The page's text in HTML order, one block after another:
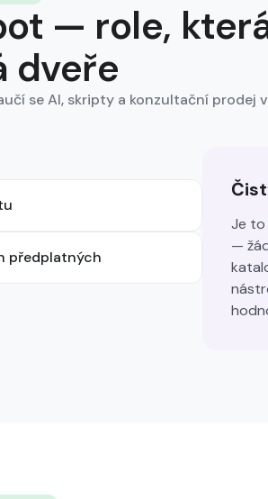
— role,
dveře
se AI, skripty a konzultační prodej
předplatných
Je to
—